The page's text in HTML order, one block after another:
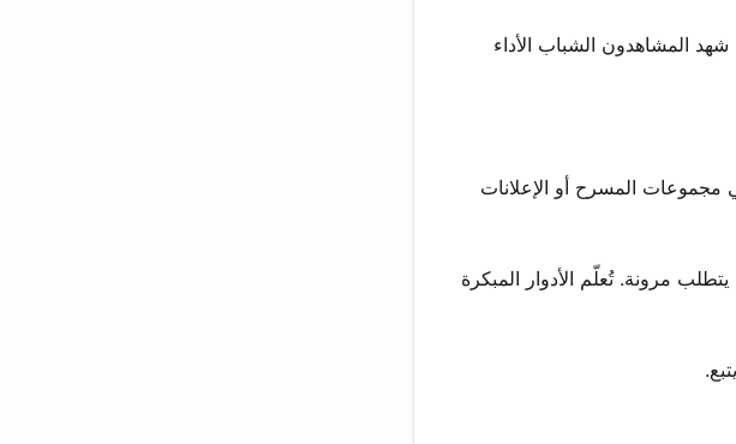
شهد المشاهدون الشباب الأداء
مجموعات المسرح أو الإعلانات
مرونة. تُعلّم الأدوار المبكرة